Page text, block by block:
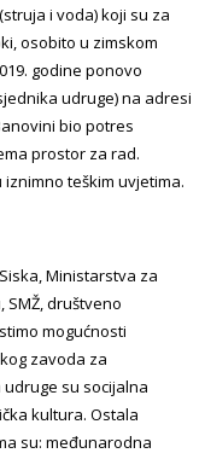
i voda) koji su za
osobito u zimskom
godine ponovo
udruge) na adresi
bio potres
prostor za rad.
teškim uvjetima.
Ministarstva za
društveno
mogućnosti
zavoda za
su socijalna
kultura. Ostala
su: međunarodna